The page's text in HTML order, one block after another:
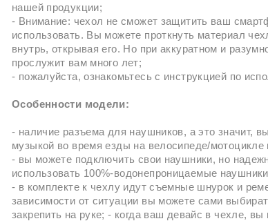
нашей продукции;
- Внимание: чехол не сможет защитить ваш
использовать. Вы можете проткнуть материал
внутрь, открывая его. Но при аккуратном и
прослужит вам много лет;
- пожалуйста, ознакомьтесь с инструкцией по
Особенности модели:
- наличие разъема для наушников, а это значит,
музыкой во время езды на велосипеде/мотоцикле
- вы можете подключить свои наушники, но
использовать 100%-водонепроницаемые
- в комплекте к чехлу идут съемные шнурок и
зависимости от ситуации вы можете сами
закрепить на руке; - когда ваш девайс в чехле,